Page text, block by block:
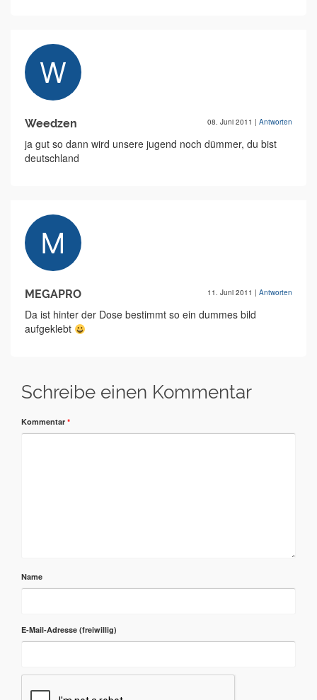
Weedzen 08. Juni 2011 | Antworten
ja gut so dann wird unsere jugend noch dümmer, du bist
deutschland
MEGAPRO 11. Juni 2011 | Antworten
Da ist hinter der Dose bestimmt so ein dummes bild
aufgeklebt
Schreibe einen Kommentar
Kommentar *
Name
E-Mail-Adresse